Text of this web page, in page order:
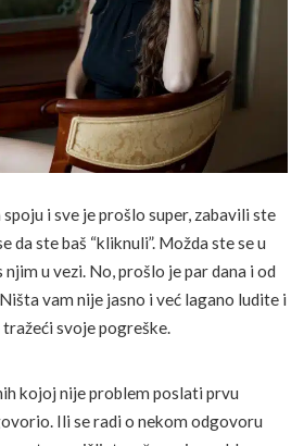
i sve je prošlo super, zabavili ste
da ste baš “kliknuli”. Možda ste se u
u vezi. No, prošlo je par dana i od
vam nije jasno i već lagano ludite i
svoje pogreške.
kojoj nije problem poslati prvu
Ili se radi o nekom odgovoru